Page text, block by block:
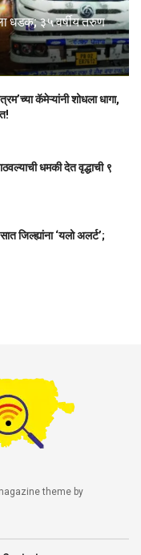
धडक; ३५ वर्षीय तरुण
कॅमेऱ्यांनी शोधला धागा,
धमकी देत वृद्धाची ९
जिल्ह्यांना ‘यलो अलर्ट’;
theme by